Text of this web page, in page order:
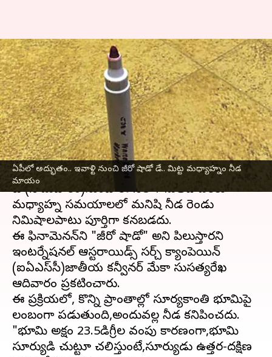
ఏపీలో అద్భుతం.. ఇవాళ్టి నుంచి జీరో షాడో డే.. మిట్ట మధ్యాహ్నం నీడ
మాయం
Andhra Pradesh Zero Shadow
Today: ఏపీలో అద్భుతం.. ఇవాళ్టి
నుంచి జీరో షాడో డే.. మిట్ట
మధ్యాహ్నం నీడ మాయం
వ్రాసిన వారు Sirish Praharaju May 05, 2025 09:40 am
ఈ వార్తాకథనం ఏంటి
నేటి (సోమవారం)నుంచి ఈ నెల 14వతేదీ వరకు
మధ్యాహ్న సమయాలలో మనిషి నీడ రెండు
నిమిషాలపాటు పూర్తిగా కనబడదు.
ఈ ఫినామెనన్‌ని "జీరో షాడో" అని పిలుస్తారని
ఇంటర్నేషనల్‌ ఆస్టరాయిడ్స్‌ సర్చ్‌ క్యాంపెయిన్‌
(ఐఏఎస్‌సీ)జాతీయ కన్వీనర్‌ మేకా సుసత్యరేఖ
ఆదివారం ప్రకటించారు.
ఈ ప్రక్రియలో, కొన్ని ప్రాంతాల్లో సూర్యకాంతి భూమిపై
లంబంగా పడుతుంది,అందువల్ల నీడ కనిపించదు.
"భూమి అక్షం 23.5డిగ్రీల వంపు కారణంగా,భూమి
సూర్యుడి చుట్టూ చలిస్తుంటే,సూర్యుడు ఉత్తర-దక్షిణ